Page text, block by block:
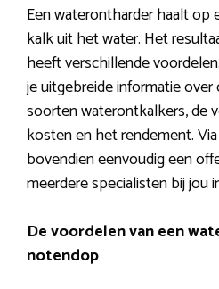
Een waterontharder haalt op
kalk uit het water. Het
heeft verschillende
je uitgebreide informatie
soorten waterontkalkers, de
kosten en het rendement.
bovendien eenvoudig een
meerdere specialisten bij jou
De voordelen van een
notendop